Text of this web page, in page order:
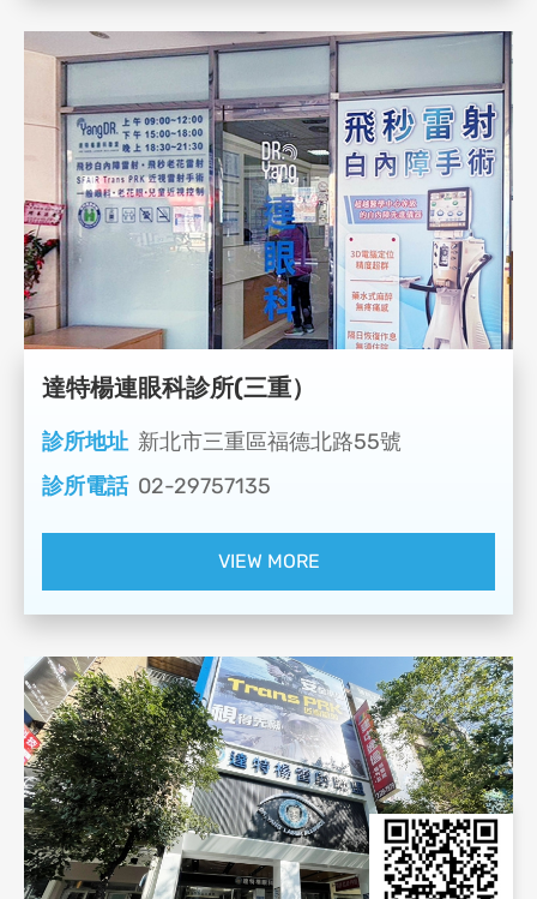
達特楊連眼科診所(三重）
診所地址 新北市三重區福德北路55號
診所電話 02-29757135
VIEW MORE